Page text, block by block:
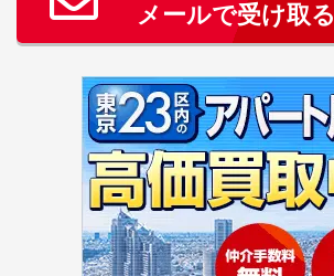
メールで受け取る